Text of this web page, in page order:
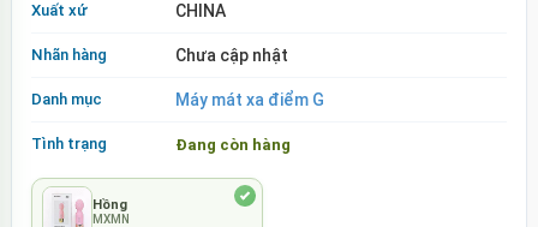
Xuất xứ CHINA
Nhãn hàng Chưa cập nhật
Danh mục Máy mát xa điểm G
Tình trạng Đang còn hàng
Hồng
MXMN